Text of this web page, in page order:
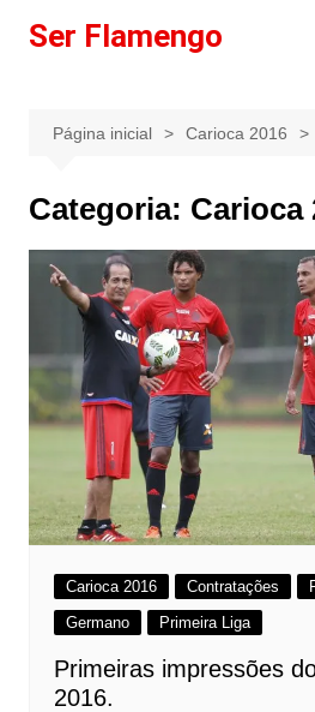
paraSer Flamengo
Página inicial Carioca 2016
Categoria: Carioca
Carioca 2016 Contratações
Germano
Primeira Liga
Primeiras impressões
2016.